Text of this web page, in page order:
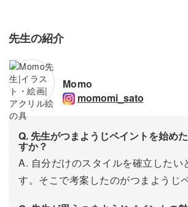
先生の紹介
Momo
momomi_sato
Q. 先生がつまようじペイントを始め
すか？
A. 自分だけのスタイルを確立したい
す。そこで考案したのがつまようじ